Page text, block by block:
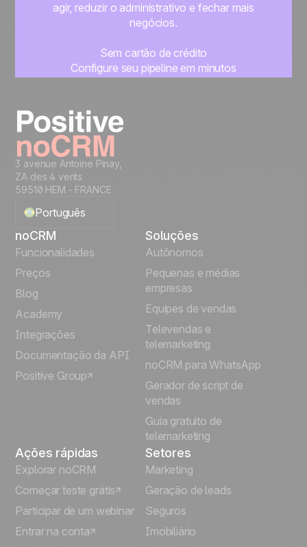
agir, reduzir o administrativo e fechar mais
negócios.
Sem cartão de crédito
Configure seu pipeline em minutos
3 avenue Antoine Pinay,
ZA des 4 vents
59510 HEM - FRANCE
Português
English
Français
Español
Italiano
Deutsch
noCRM
Funcionalidades
Preços
Blog
Academy
Integrações
Documentação da API
Positive Group
Soluções
Autônomos
Pequenas e médias
empresas
Equipes de vendas
Televendas e
telemarketing
noCRM para WhatsApp
Gerador de script de
vendas
Guia gratuito de
telemarketing
Ações rápidas
Explorar noCRM
Começar teste grátis
Participar de um webinar
Entrar na conta
Setores
Marketing
Geração de leads
Seguros
Imobiliário